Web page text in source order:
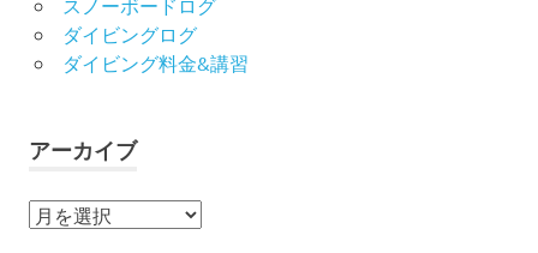
ダイビングログ
ダイビング料金&講習
アーカイブ
ア